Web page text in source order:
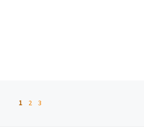
1 2 3